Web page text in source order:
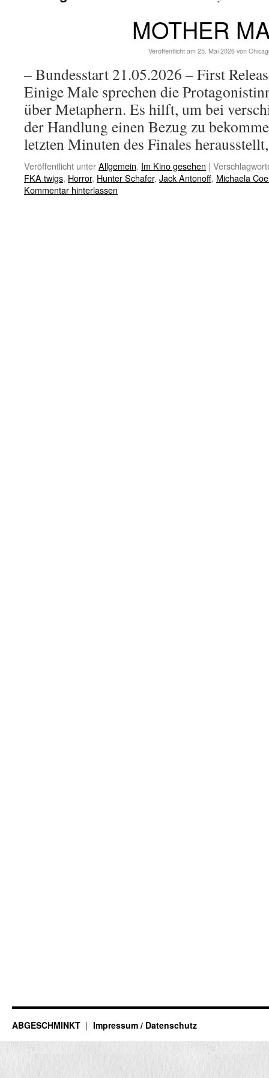
MOTHER
Veröffentlicht am 25. Mai 2026 von
– Bundesstart 21.05.2026 – First
Einige Male sprechen die
über Metaphern. Es hilft, um bei
der Handlung einen Bezug zu
letzten Minuten des Finales
Veröffentlicht unterAllgemein, Im Kino gesehen |
FKA twigs, Horror, Hunter Schafer, Jack Antonoff, Michaela
Kommentar hinterlassen
ABGESCHMINKT Impressum / Datenschutz